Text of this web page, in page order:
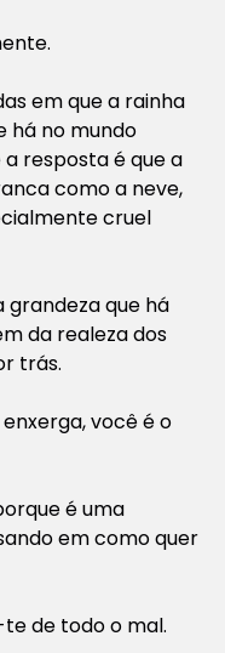
em que a rainha
há no mundo
a resposta é que a
como a neve,
cruel
grandeza que há
da realeza dos
trás.
você é o
é uma
em como quer
de todo o mal.